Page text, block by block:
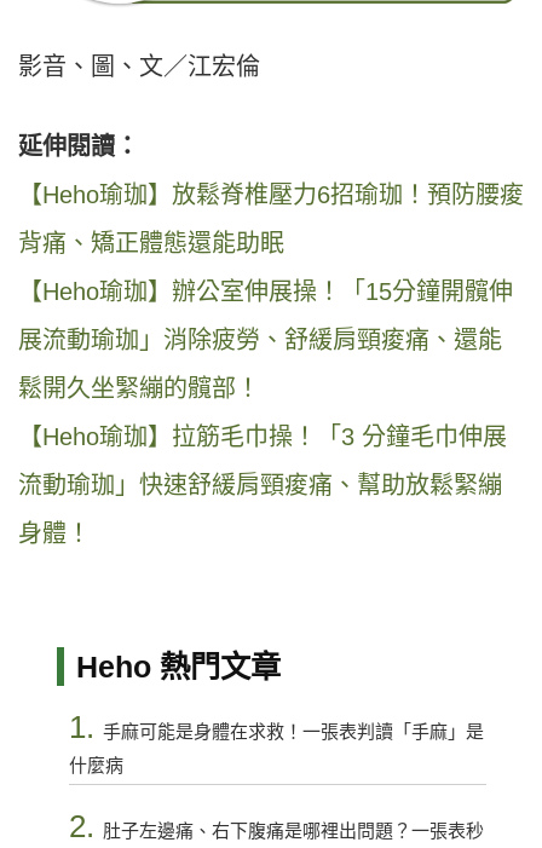
影音、圖、文／江宏倫
延伸閱讀：
【Heho瑜珈】放鬆脊椎壓力6招瑜珈！預防腰痠
背痛、矯正體態還能助眠
【Heho瑜珈】辦公室伸展操！「15分鐘開髖伸
展流動瑜珈」消除疲勞、舒緩肩頸痠痛、還能
鬆開久坐緊繃的髖部！
【Heho瑜珈】拉筋毛巾操！「3 分鐘毛巾伸展
流動瑜珈」快速舒緩肩頸痠痛、幫助放鬆緊繃
身體！
Heho 熱門文章
1. 手麻可能是身體在求救！一張表判讀「手麻」是
什麼病
2. 肚子左邊痛、右下腹痛是哪裡出問題？一張表秒